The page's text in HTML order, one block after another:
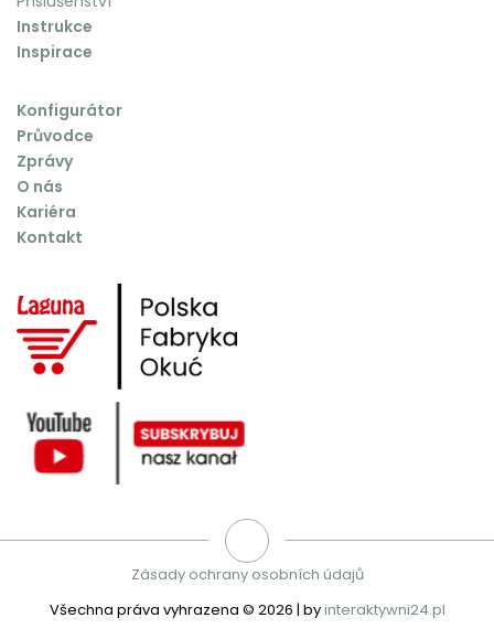
Instrukce
Inspirace
Konfigurátor
Průvodce
Zprávy
O nás
Kariéra
Kontakt
Zásady ochrany osobních údajů
Všechna práva vyhrazena © 2026 | byinteraktywni24.pl